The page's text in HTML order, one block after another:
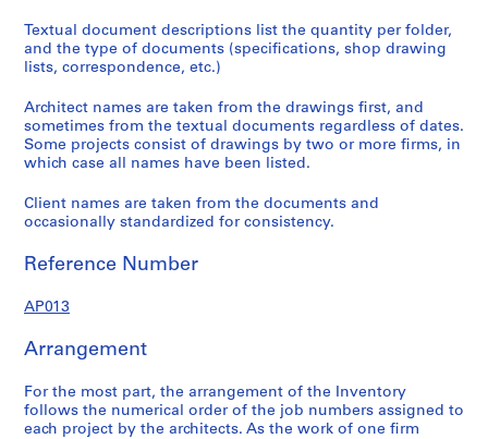
Textual document descriptions list the quantity per folder,
and the type of documents (specifications, shop drawing
lists, correspondence, etc.)
Architect names are taken from the drawings first, and
sometimes from the textual documents regardless of dates.
Some projects consist of drawings by two or more firms, in
which case all names have been listed.
Client names are taken from the documents and
occasionally standardized for consistency.
Reference Number
AP013
Arrangement
For the most part, the arrangement of the Inventory
follows the numerical order of the job numbers assigned to
each project by the architects. As the work of one firm